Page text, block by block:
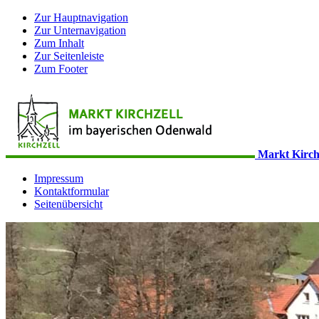
Zur Hauptnavigation
Zur Unternavigation
Zum Inhalt
Zur Seitenleiste
Zum Footer
Markt
Impressum
Kontaktformular
Seitenübersicht